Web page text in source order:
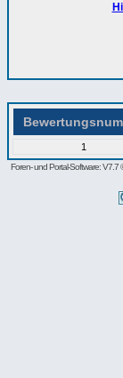
1
Foren- und Portal-Software: